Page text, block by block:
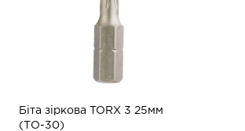
Біта зіркова TORX 3 25мм
(ТО-30)